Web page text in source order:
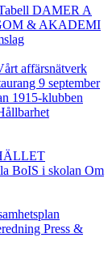
DAMER A
& AKADEMI
affärsnätverk
9 september
1915-klubben
BoIS i skolan Om
Press &